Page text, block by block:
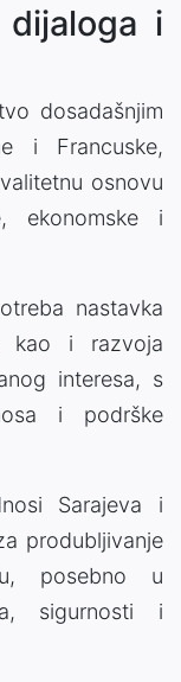
dijaloga i
dosadašnjim
i Francuske,
osnovu
ekonomske i
nastavka
kao i razvoja
interesa, s
i podrške
Sarajeva i
produbljivanje
posebno u
sigurnosti i